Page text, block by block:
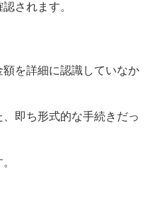
されます。
を詳細に認識していなか
即ち形式的な手続きだっ